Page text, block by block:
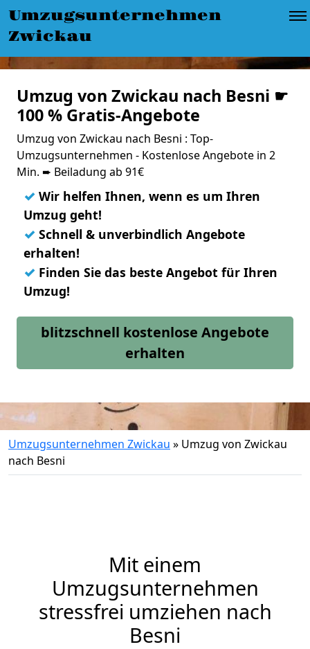
Umzugsunternehmen
Zwickau
Umzug von Zwickau nach Besni ☛
100 % Gratis-Angebote
Umzug von Zwickau nach Besni : Top-
Umzugsunternehmen - Kostenlose Angebote in 2
Min. ➨ Beiladung ab 91€
✓ Wir helfen Ihnen, wenn es um Ihren
Umzug geht!
✓ Schnell & unverbindlich Angebote
erhalten!
✓ Finden Sie das beste Angebot für Ihren
Umzug!
blitzschnell kostenlose Angebote
erhalten
Umzugsunternehmen Zwickau » Umzug von Zwickau
nach Besni
Mit einem
Umzugsunternehmen
stressfrei umziehen nach
Besni